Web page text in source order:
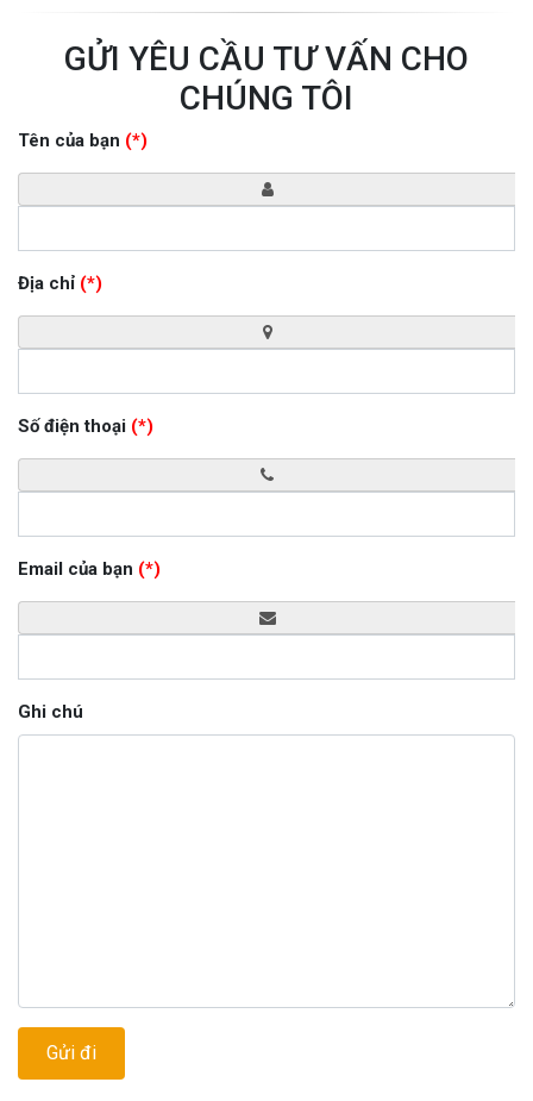
GỬI YÊU CẦU TƯ VẤN CHO
CHÚNG TÔI
Tên của bạn (*)
Địa chỉ (*)
Số điện thoại (*)
Email của bạn (*)
Ghi chú